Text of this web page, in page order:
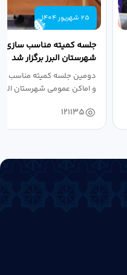
25 شهریور 1404
جلسه کمیته مناسب سازی
شهرستان البرز برگزار شد
دومین جلسه کمیته مناسب
و اماکن عمومی شهرستان
121135